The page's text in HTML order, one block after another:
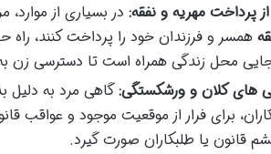
از پرداخت مهریه و نفقه: در بسیاری از
همسر و فرزندان خود را پرداخت کنند، راه
محل زندگی همراه است تا دسترسی زن
های کلان و ورشکستگی:گاهی مرد به
برای فرار از موقعیت موجود و عواقب
قانون یا طلبکاران صورت گیرد.